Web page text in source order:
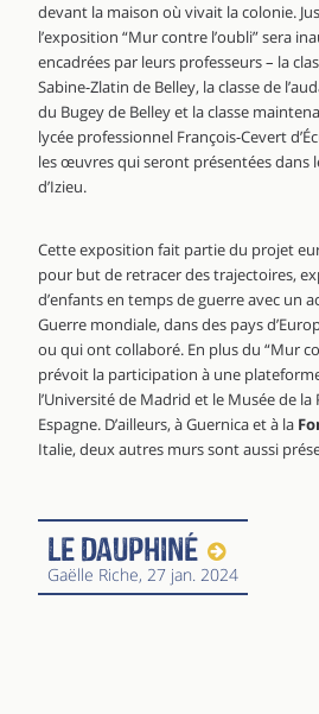
devant la maison où vivait la colonie.
l’exposition “Mur contre l’oubli” sera
encadrées par leurs professeurs – la
Sabine-Zlatin de Belley, la classe de
du Bugey de Belley et la classe
lycée professionnel François-Cevert
les œuvres qui seront présentées dans
d’Izieu.
Cette exposition fait partie du projet
pour but de retracer des trajectoires,
d’enfants en temps de guerre avec un
Guerre mondiale, dans des pays
ou qui ont collaboré. En plus du “Mur
prévoit la participation à une
l’Université de Madrid et le Musée de la
Espagne. D’ailleurs, à Guernica et à la
Italie, deux autres murs sont aussi
Le Dauphiné
Gaëlle Riche, 27 jan. 2024